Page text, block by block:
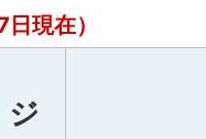
日現在）
ジ